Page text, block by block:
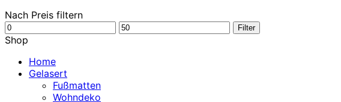
Nach Preis filtern
Min.
Preis
Max.
Filter
Shop
Home
Gelasert
Fußmatten
Wohndeko